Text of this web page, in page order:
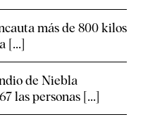
más de 800 kilos
[...]
de Niebla
las personas [...]